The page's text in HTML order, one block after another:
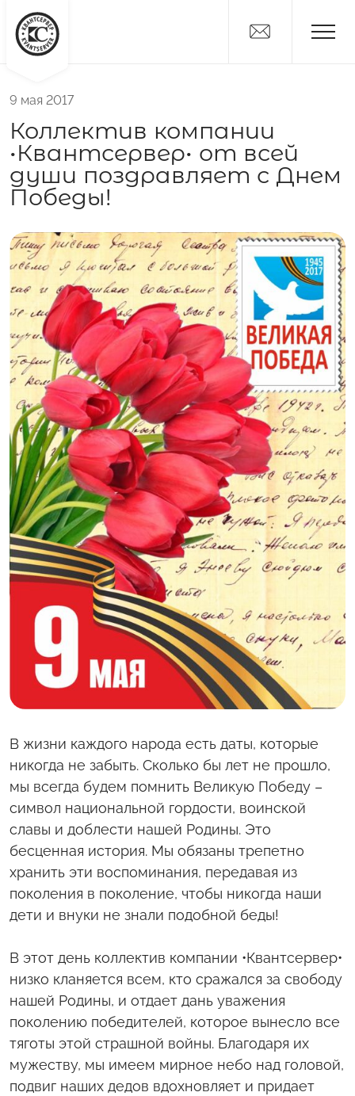
9 мая 2017
Коллектив компании
•Квантсервер• от всей
души поздравляет с Днем
Победы!
В жизни каждого народа есть даты, которые
никогда не забыть. Сколько бы лет не прошло,
мы всегда будем помнить Великую Победу –
символ национальной гордости, воинской
славы и доблести нашей Родины. Это
бесценная история. Мы обязаны трепетно
хранить эти воспоминания, передавая из
поколения в поколение, чтобы никогда наши
дети и внуки не знали подобной беды!
В этот день коллектив компании •Квантсервер•
низко кланяется всем, кто сражался за свободу
нашей Родины, и отдает дань уважения
поколению победителей, которое вынесло все
тяготы этой страшной войны. Благодаря их
мужеству, мы имеем мирное небо над головой,
подвиг наших дедов вдохновляет и придает
Новости
Дистрибьюторам
Поставщикам
О компании
Контакты
Никитка
Слайсы
Алтайские Хлебцы
Никитич
С полей Алтая
Твоя Пятница